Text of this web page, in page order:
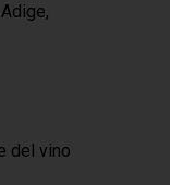
del vino